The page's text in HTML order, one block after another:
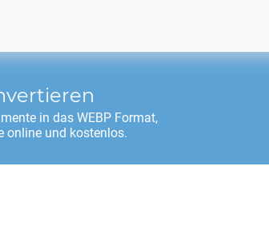
in das WEBP Format,
online und kostenlos.